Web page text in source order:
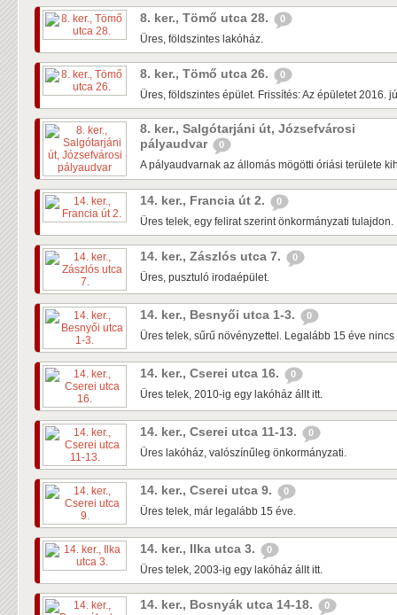
8. ker., Tömő utca 28. 0
Üres, földszintes lakóház.
8. ker., Tömő utca 26. 0
Üres, földszintes épület. Frissítés: Az épületet 2016.
8. ker., Salgótarjáni út, Józsefvárosi
pályaudvar
0
A pályaudvarnak az állomás mögötti óriási területe
14. ker., Francia út 2. 0
Üres telek, egy felirat szerint önkormányzati tulajdon.
14. ker., Zászlós utca 7. 0
Üres, pusztuló irodaépület.
14. ker., Besnyői utca 1-3. 0
Üres telek, sűrű növényzettel. Legalább 15 éve
14. ker., Cserei utca 16. 0
Üres telek, 2010-ig egy lakóház állt itt.
14. ker., Cserei utca 11-13. 0
Üres lakóház, valószínűleg önkormányzati.
14. ker., Cserei utca 9. 0
Üres telek, már legalább 15 éve.
14. ker., Ilka utca 3. 0
Üres telek, 2003-ig egy lakóház állt itt.
14. ker., Bosnyák utca 14-18. 0